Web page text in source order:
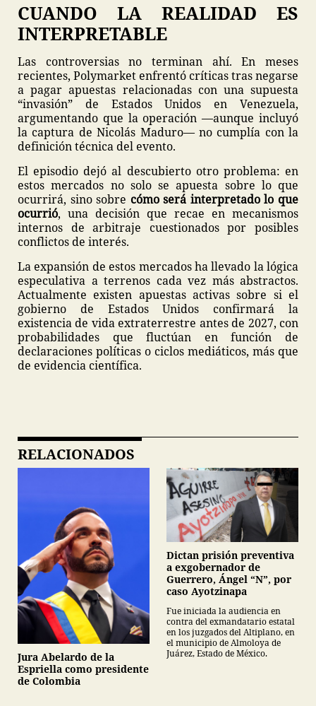
CUANDO LA REALIDAD ES
INTERPRETABLE
Las controversias no terminan ahí. En meses
recientes, Polymarket enfrentó críticas tras negarse
a pagar apuestas relacionadas con una supuesta
“invasión” de Estados Unidos en Venezuela,
argumentando que la operación —aunque incluyó
la captura de Nicolás Maduro— no cumplía con la
definición técnica del evento.
El episodio dejó al descubierto otro problema: en
estos mercados no solo se apuesta sobre lo que
ocurrirá, sino sobre cómo será interpretado lo que
ocurrió, una decisión que recae en mecanismos
internos de arbitraje cuestionados por posibles
conflictos de interés.
La expansión de estos mercados ha llevado la lógica
especulativa a terrenos cada vez más abstractos.
Actualmente existen apuestas activas sobre si el
gobierno de Estados Unidos confirmará la
existencia de vida extraterrestre antes de 2027, con
probabilidades que fluctúan en función de
declaraciones políticas o ciclos mediáticos, más que
de evidencia científica.
RELACIONADOS
Jura Abelardo de la
Espriella como presidente
de Colombia
Dictan prisión preventiva
a exgobernador de
Guerrero, Ángel “N”, por
caso Ayotzinapa
Fue iniciada la audiencia en
contra del exmandatario estatal
en los juzgados del Altiplano, en
el municipio de Almoloya de
Juárez, Estado de México.